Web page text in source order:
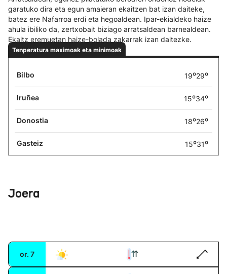
garatuko dira eta egun amaieran ekaitzen bat izan daiteke,
batez ere Nafarroa erdi eta hegoaldean. Ipar-ekialdeko haize
ahula ibiliko da, zertxobait biziago arratsaldean barnealdean.
Ekaitz eremuetan haize-bolada zakarrak izan daitezke.
Tenperatura maximoak eta minimoak
Bilbo 19º29º
Iruñea 15º34º
Donostia 18º26º
Gasteiz 15º31º
Joera
or. 7